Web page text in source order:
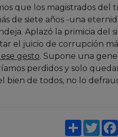
que los magistrados del
de siete años -una
Aplazó la primicia del
el juicio de corrupción
gesto. Supone una
perdidos y solo
bien de todos, no lo
Share